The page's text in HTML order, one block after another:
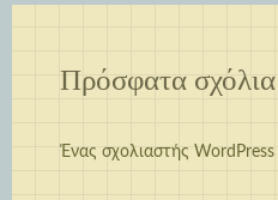
Πρόσφατα σχόλια
Ένας σχολιαστής WordPress